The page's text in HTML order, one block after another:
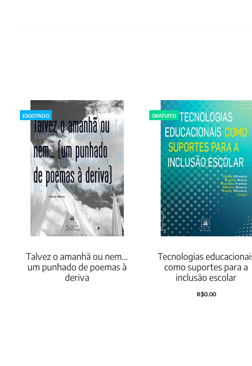
ESGOTADO
Talvez o amanhã ou nem…
um punhado de poemas à
deriva
Tecnologias
como suportes para a
inclusão escolar
O
R$0.00